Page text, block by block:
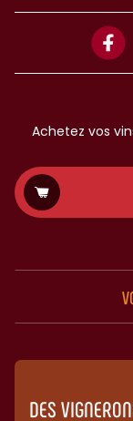
Achetez vos
DES